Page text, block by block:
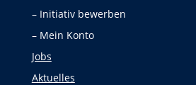
Initiativ bewerben
Mein Konto
Jobs
Aktuelles